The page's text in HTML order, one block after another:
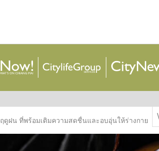
ฝน ที่พร้อมเติมความสดชื่นและอบอุ่นให้ร่างกาย